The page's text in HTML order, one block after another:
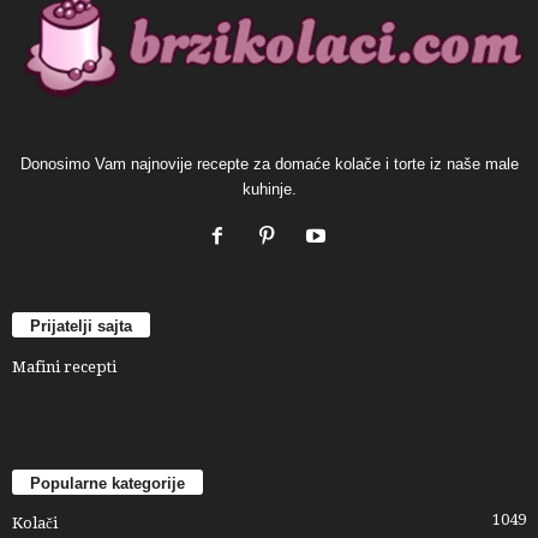
Donosimo Vam najnovije recepte za domaće kolače i torte iz naše male
kuhinje.
Prijatelji sajta
Mafini recepti
Popularne kategorije
Kolači 1049